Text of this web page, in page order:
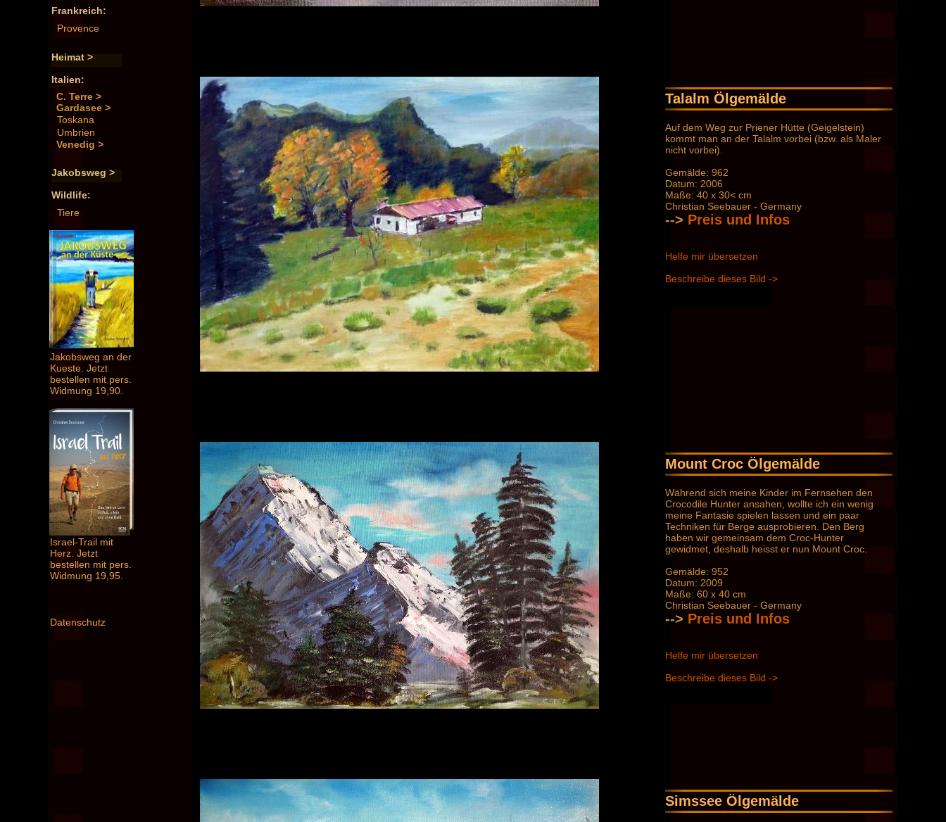
Frankreich:
Provence
Heimat >
Italien:
C. Terre >
Gardasee >
Toskana
Umbrien
Venedig >
Jakobsweg >
Wildlife:
Tiere
Jakobsweg an der
Kueste. Jetzt
bestellen mit pers.
Widmung 19,90.
Israel-Trail mit
Herz. Jetzt
bestellen mit pers.
Widmung 19,95.
Datenschutz
Talalm Ölgemälde
Auf dem Weg zur Priener Hütte (Geigelstein)
kommt man an der Talalm vorbei (bzw. als Maler
nicht vorbei).
Gemälde: 962
Datum: 2006
Maße: 40 x 30< cm
Christian Seebauer - Germany
--> Preis und Infos
Helfe mir übersetzen
Beschreibe dieses Bild ->
Mount Croc Ölgemälde
Während sich meine Kinder im Fernsehen den
Crocodile Hunter ansahen, wollte ich ein wenig
meine Fantasie spielen lassen und ein paar
Techniken für Berge ausprobieren. Den Berg
haben wir gemeinsam dem Croc-Hunter
gewidmet, deshalb heisst er nun Mount Croc.
Gemälde: 952
Datum: 2009
Maße: 60 x 40 cm
Christian Seebauer - Germany
--> Preis und Infos
Helfe mir übersetzen
Beschreibe dieses Bild ->
Simssee Ölgemälde